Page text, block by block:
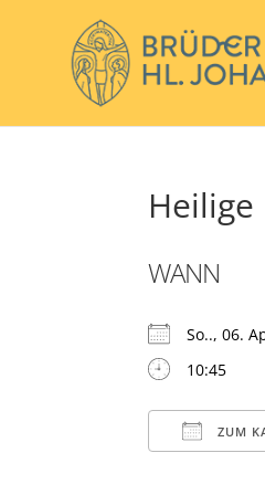
Heilige
WANN
So.., 06.
10:45
ZUM